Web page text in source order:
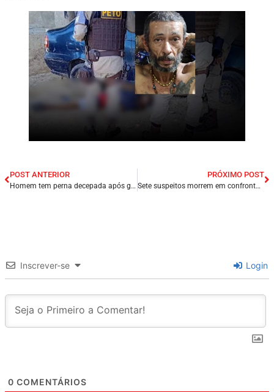
POST ANTERIOR
Homem tem perna decepada após grave acidente entre carro e moto na cidade de Pedreiras/MA.
PRÓXIMO POST
Sete suspeitos morrem em confronto com Policiais Militares da Bahia.
Inscrever-se Login
0 COMENTÁRIOS